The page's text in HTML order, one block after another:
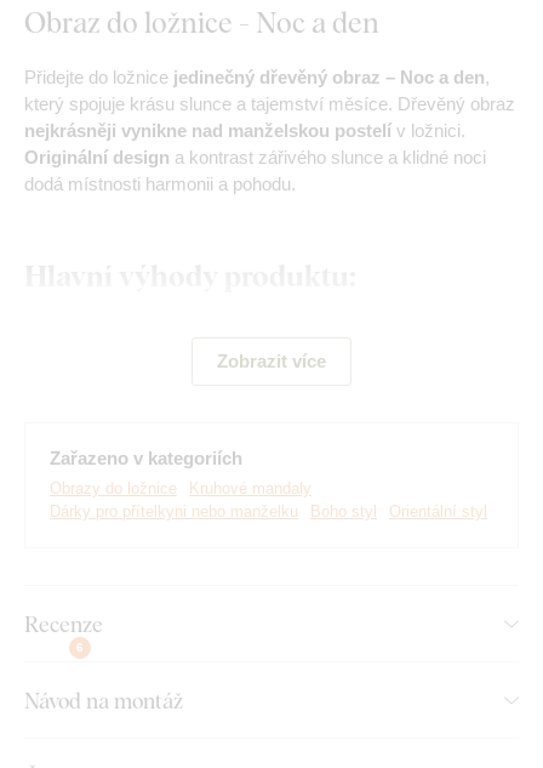
Obraz do ložnice - Noc a den
Přidejte do ložnice jedinečný dřevěný obraz – Noc a den,
který spojuje krásu slunce a tajemství měsíce. Dřevěný obraz
nejkrásněji vynikne nad manželskou postelí v ložnici.
Originální design a kontrast zářivého slunce a klidné noci
dodá místnosti harmonii a pohodu.
Dřevěný 3 mm tlustý materiál
Na výběr mnoho dekorů
Instalace dekorace je opravdu snadná :) Pro zavěšení
Bez vrtání, jednoduše a rychle.
Zobrazit více
Zařazeno v kategoriích
Obrazy do ložnice
Kruhové mandaly
Dárky pro přítelkyni nebo manželku
Boho styl Orientální styl
Recenze
6
Návod na montáž